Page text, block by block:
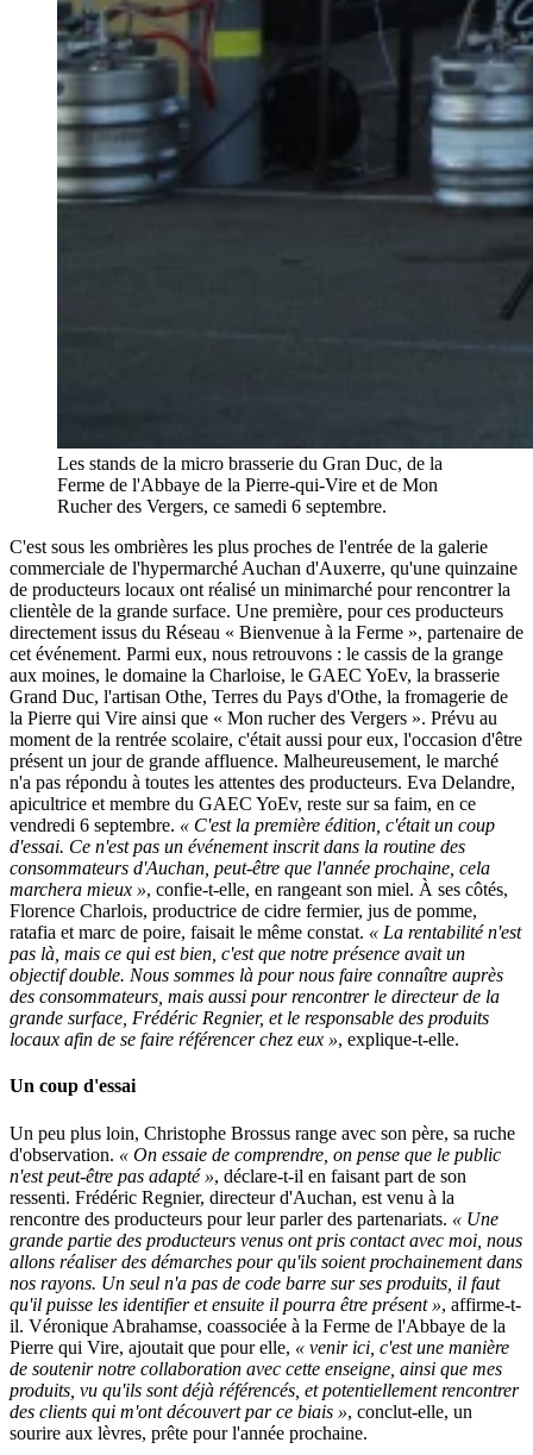
Les stands de la micro brasserie du Gran Duc, de la
Ferme de l'Abbaye de la Pierre-qui-Vire et de Mon
Rucher des Vergers, ce samedi 6 septembre.
C'est sous les ombrières les plus proches de l'entrée de la galerie
commerciale de l'hypermarché Auchan d'Auxerre, qu'une quinzaine
de producteurs locaux ont réalisé un minimarché pour rencontrer la
clientèle de la grande surface. Une première, pour ces producteurs
directement issus du Réseau « Bienvenue à la Ferme », partenaire de
cet événement. Parmi eux, nous retrouvons : le cassis de la grange
aux moines, le domaine la Charloise, le GAEC YoEv, la brasserie
Grand Duc, l'artisan Othe, Terres du Pays d'Othe, la fromagerie de
la Pierre qui Vire ainsi que « Mon rucher des Vergers ». Prévu au
moment de la rentrée scolaire, c'était aussi pour eux, l'occasion d'être
présent un jour de grande affluence. Malheureusement, le marché
n'a pas répondu à toutes les attentes des producteurs. Eva Delandre,
apicultrice et membre du GAEC YoEv, reste sur sa faim, en ce
vendredi 6 septembre. « C'est la première édition, c'était un coup
d'essai. Ce n'est pas un événement inscrit dans la routine des
consommateurs d'Auchan, peut-être que l'année prochaine, cela
marchera mieux », confie-t-elle, en rangeant son miel. À ses côtés,
Florence Charlois, productrice de cidre fermier, jus de pomme,
ratafia et marc de poire, faisait le même constat. « La rentabilité n'est
pas là, mais ce qui est bien, c'est que notre présence avait un
objectif double. Nous sommes là pour nous faire connaître auprès
des consommateurs, mais aussi pour rencontrer le directeur de la
grande surface, Frédéric Regnier, et le responsable des produits
locaux afin de se faire référencer chez eux », explique-t-elle.
Un coup d'essai
Un peu plus loin, Christophe Brossus range avec son père, sa ruche
d'observation. « On essaie de comprendre, on pense que le public
n'est peut-être pas adapté », déclare-t-il en faisant part de son
ressenti. Frédéric Regnier, directeur d'Auchan, est venu à la
rencontre des producteurs pour leur parler des partenariats. « Une
grande partie des producteurs venus ont pris contact avec moi, nous
allons réaliser des démarches pour qu'ils soient prochainement dans
nos rayons. Un seul n'a pas de code barre sur ses produits, il faut
qu'il puisse les identifier et ensuite il pourra être présent », affirme-t-
il. Véronique Abrahamse, coassociée à la Ferme de l'Abbaye de la
Pierre qui Vire, ajoutait que pour elle, « venir ici, c'est une manière
de soutenir notre collaboration avec cette enseigne, ainsi que mes
produits, vu qu'ils sont déjà référencés, et potentiellement rencontrer
des clients qui m'ont découvert par ce biais », conclut-elle, un
sourire aux lèvres, prête pour l'année prochaine.